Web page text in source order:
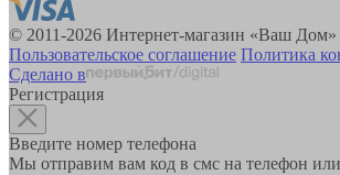
© 2011-2026 Интернет-магазин «Ваш Дом»
Пользовательское соглашение Политика
Сделано в
Регистрация
Введите номер телефона
Мы отправим вам код в смс на телефон